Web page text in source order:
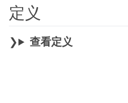
定义
查看定义